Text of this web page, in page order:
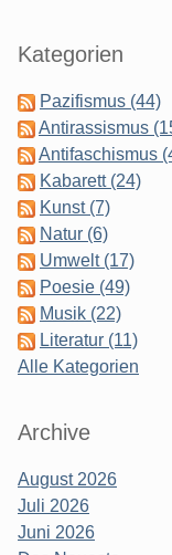
Seitenleiste
Kategorien
Pazifismus (44)
Antirassismus
Antifaschismus
Kabarett (24)
Kunst (7)
Natur (6)
Umwelt (17)
Poesie (49)
Musik (22)
Literatur (11)
Alle Kategorien
Archive
August 2026
Juli 2026
Juni 2026